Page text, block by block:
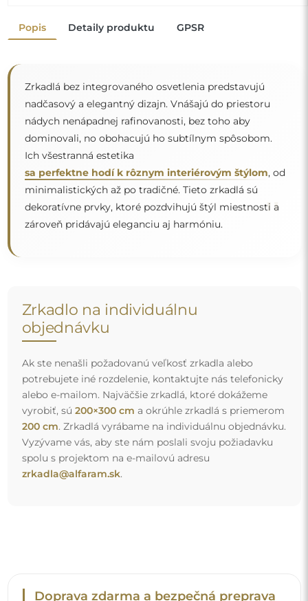
Zrkadlo na individuálnu
objednávku
potrebujete iné rozdelenie, kontaktujte nás telefonicky
alebo e-mailom. Najväčšie zrkadlá, ktoré dokážeme
vyrobiť, sú200×300 cma okrúhle zrkadlá s priemerom
200 cm. Zrkadlá vyrábame na individuálnu objednávku.
Vyzývame vás, aby ste nám poslali svoju požiadavku
spolu s projektom na e-mailovú adresu
zrkadla@alfaram.sk.
Doprava zdarma a bezpečná preprava
Nemusíte sa starať o prepravu – postaráme sa o to, aby
to úplne zdarma. Disponujeme vlastným vozovým
parkom a vyškoleným personálom, preto vám môžeme
zaručiť, že zrkadlo dorazí v dokonalom stave, bez
dodatočných poplatkov. Aj keď si objednáte zrkadlo
veľkých rozmerov, môžete sa spoľahnúť na rýchle
doručenie.
Pozrite si, ako balíme naše zrkadlá.